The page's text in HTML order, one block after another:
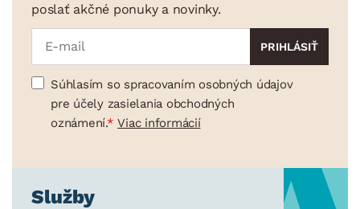
poslať akčné ponuky a novinky.
Súhlasím so spracovaním osobných údajov
pre účely zasielania obchodných
oznámení.
Viac informácií
Služby